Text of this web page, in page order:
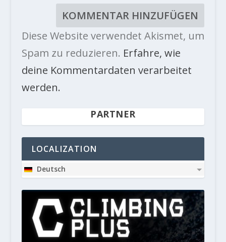
Diese Website verwendet Akismet, um
Spam zu reduzieren. Erfahre, wie
deine Kommentardaten verarbeitet
werden.
PARTNER
LOCALIZATION
Deutsch